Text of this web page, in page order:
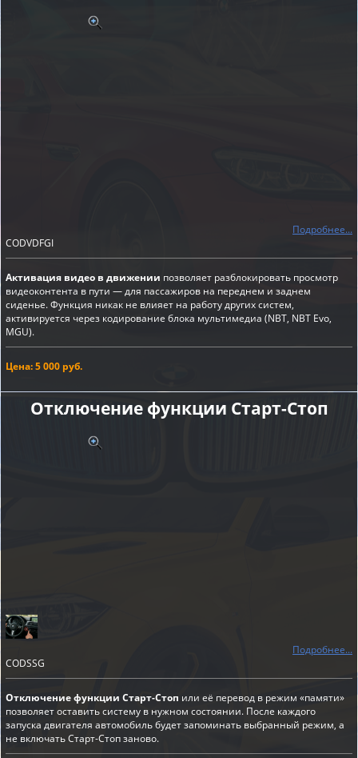
Подробнее...
CODVDFGI
Активация видео в движении позволяет разблокировать просмотр
видеоконтента в пути — для пассажиров на переднем и заднем
сиденье. Функция никак не влияет на работу других систем,
активируется через кодирование блока мультимедиа (NBT, NBT Evo,
MGU).
Цена: 5 000 руб.
Отключение функции Старт-Cтоп
Подробнее...
CODSSG
Отключение функции Старт-Стоп или её перевод в режим «памяти»
позволяет оставить систему в нужном состоянии. После каждого
запуска двигателя автомобиль будет запоминать выбранный режим, а
не включать Старт-Стоп заново.